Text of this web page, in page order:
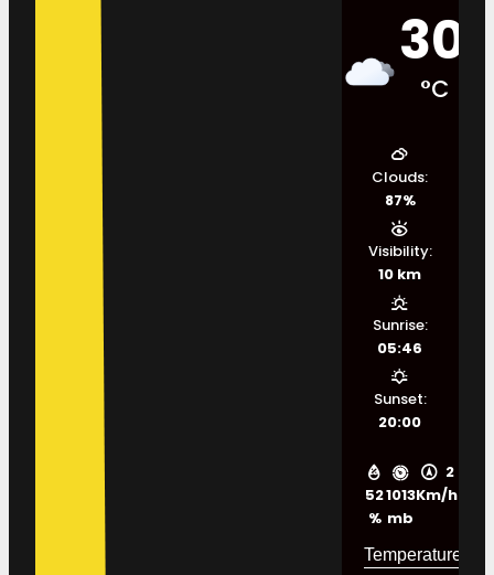
30
°C
52
%
1013
mb
2
Km/h
Clouds:
87%
Visibility:
10 km
Sunrise:
05:46
Sunset:
20:00